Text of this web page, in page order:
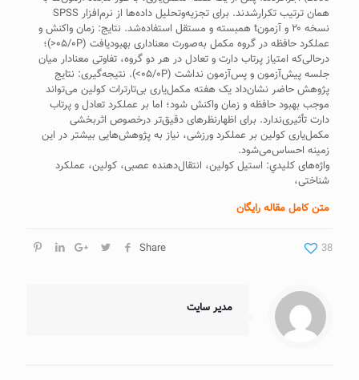
همان ترتيب تکرارشدند. برای تجزيه‌وتحليل داده‌ها از نرم‌افزار SPSS
نسخه ۲۰ و آزمونt همبسته و مستقل استفاده‌شد. نتايج: زمان واکنش و
عملکرد حافظه در گروه مکمل به‌صورت معناداری بهبوديافت (۰۵/۰P<)؛
درحالی‌که امتياز پرتاب دارت و تعادل در هر دو گروه، تفاوتی معنادار ميان
جلسه‌ پيش‌آزمون و پس‌آزمون نداشت (۰۵/۰P>). نتيجه‌گيری: نتايج
پژوهش حاضر نشان‌داد يک هفته مکمل‌ياری بی‌تارترات کولين می‌تواند
موجب بهبود حافظه و زمان واکنش ‌شود؛ اما بر عملکرد تعادل و پرتاب
دارت تأثيری‌ندارد. برای اظهارنظرهای دقيق‌تر درخصوص اثربخشی
مکمل‌ياری کولين بر عملکرد ورزشی، نياز به پژوهش‌هايی بيشتر در اين
زمينه احساس‌می‌شود.
واژه‌های كليدي: استيل کولين، انتقال‌دهنده عصبی، کولين، عملکرد
شناختی،
متن کامل مقاله رایگان
Share 38
مدیر سایت